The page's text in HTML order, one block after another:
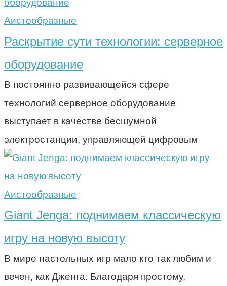
Аистообразные
Раскрытие сути технологии: серверное
оборудование
В постоянно развивающейся сфере
технологий серверное оборудование
выступает в качестве бесшумной
электростанции, управляющей цифровым
Аистообразные
Giant Jenga: поднимаем классическую
игру на новую высоту
В мире настольных игр мало кто так любим и
вечен, как Дженга. Благодаря простому,